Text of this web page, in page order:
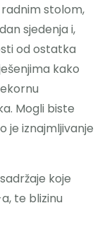
stolom,
sjedenja i,
od ostatka
kako
Mogli biste
je iznajmljivanje
koje
te blizinu